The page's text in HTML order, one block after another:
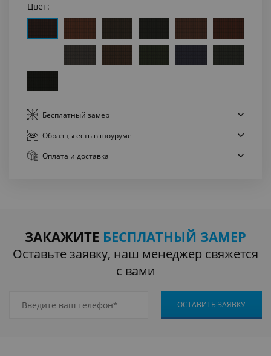
Цвет:
Бесплатный замер
Образцы есть в шоуруме
Оплата и доставка
ЗАКАЖИТЕ БЕСПЛАТНЫЙ ЗАМЕР
Оставьте заявку, наш менеджер свяжется
с вами